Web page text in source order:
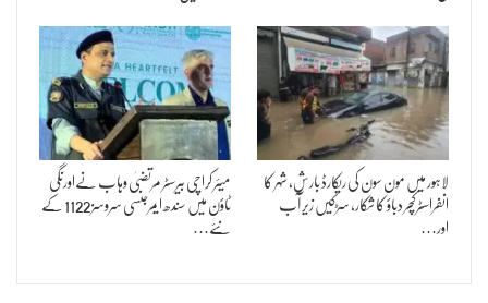
لاہور میں مون سون کی ریکارڈ بارش، شہر کا
انفراسٹرکچر دباؤ کا شکار، سڑکیں زیر آب
اور…
میئر کراچی بیرسٹر مرتضیٰ وہاب نےاورنگی
ٹاؤن میں سندھ ایمرجنسی سروسز 1122 کے
نئے…